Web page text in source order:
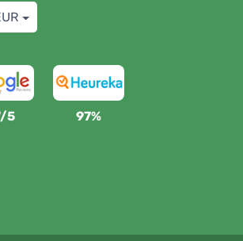
5 97%